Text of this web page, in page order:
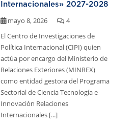
Internacionales» 2027-2028
mayo 8, 2026
4
El Centro de Investigaciones de
Política Internacional (CIPI) quien
actúa por encargo del Ministerio de
Relaciones Exteriores (MINREX)
como entidad gestora del Programa
Sectorial de Ciencia Tecnología e
Innovación Relaciones
Internacionales [...]